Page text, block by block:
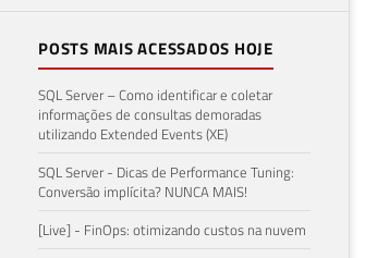
POSTS MAIS ACESSADOS HOJE
SQL Server – Como identificar e coletar
informações de consultas demoradas
utilizando Extended Events (XE)
SQL Server - Dicas de Performance Tuning:
Conversão implícita? NUNCA MAIS!
[Live] - FinOps: otimizando custos na nuvem